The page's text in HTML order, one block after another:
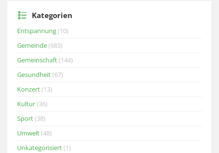
Kategorien
Entspannung(10)
Gemeinde(683)
Gemeinschaft(144)
Gesundheit(67)
Konzert(13)
Kultur(36)
Sport(38)
Umwelt(48)
Unkategorisiert(1)